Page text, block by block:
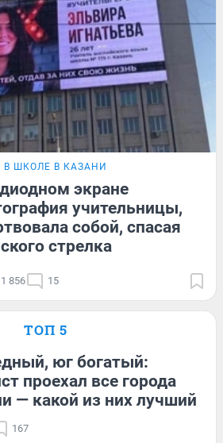
В ШКОЛЕ В КАЗАНИ
экране
учительницы,
собой, спасая
стрелка
856 15
ТОП 5
юг богатый:
проехал все города
— какой из них лучший
167